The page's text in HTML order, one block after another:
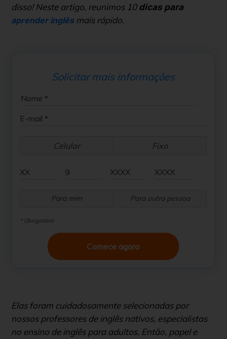
disso! Neste artigo, reunimos 10 dicas para
aprender inglêsmais rápido.
Solicitar mais informações
Celular Fixo
Para mim Para outra pessoa
* Obrigatório
Comece agora
Elas foram cuidadosamente selecionadas por
nossos professores de inglês nativos, especialistas
no ensino de inglês para adultos. Então, papel e